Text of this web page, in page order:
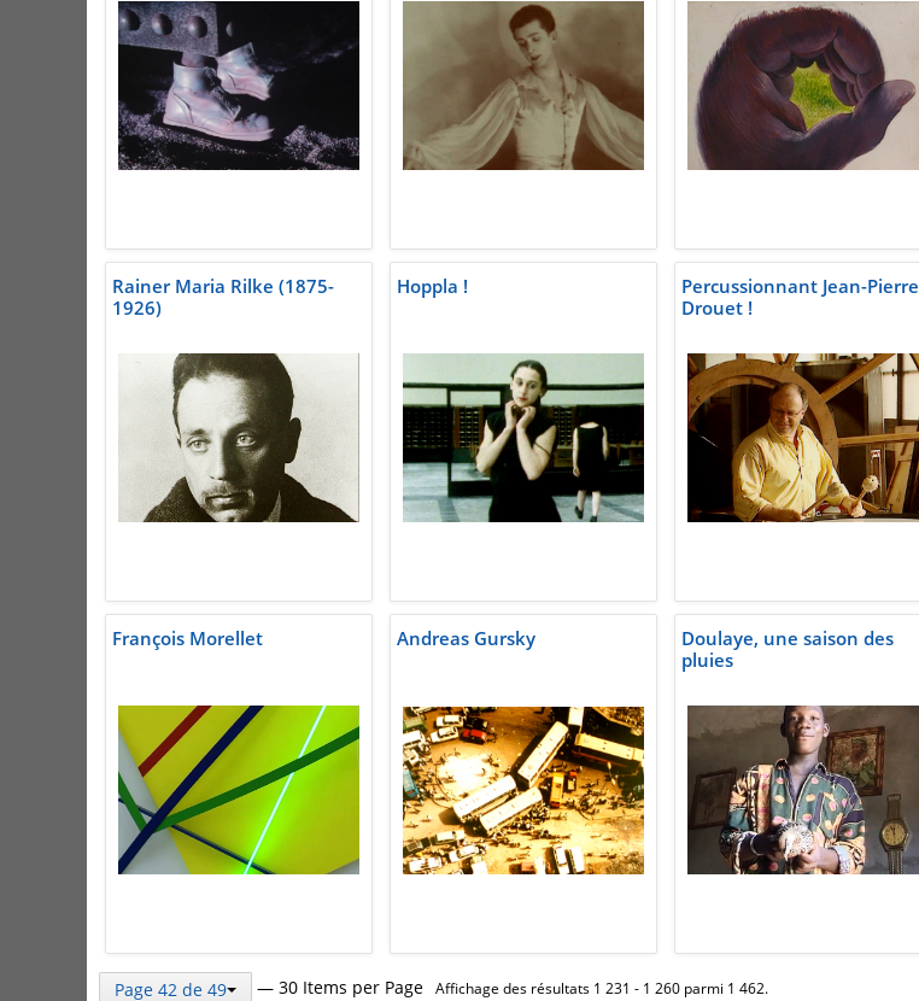
Rainer Maria Rilke (1875-
1926)
Hoppla !
Percussionnant Jean-Pierre
Drouet !
François Morellet Andreas Gursky
Doulaye, une saison des
pluies
Page 42 de 49 — 30 Items per Page Affichage des résultats 1 231 - 1 260 parmi 1 462.